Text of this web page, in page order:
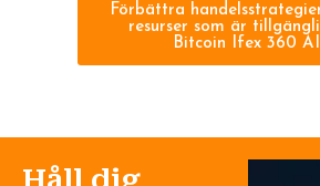
Förbättra
resurser som är
Bitcoin Ifex 360
Håll dig